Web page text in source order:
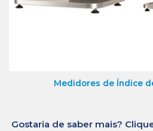
Medidores de Índice
Gostaria de saber mais?